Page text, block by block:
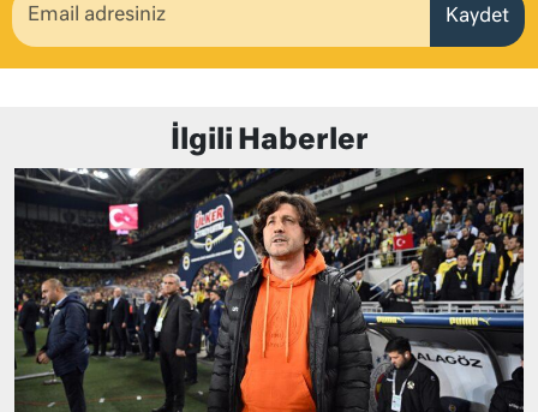
Kaydet
İlgili Haberler